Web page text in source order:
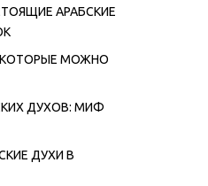
АРАБСКИЕ
МОЖНО
ДУХОВ: МИФ
ДУХИ В